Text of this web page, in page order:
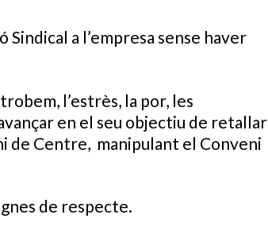
a l’empresa sense haver
l’estrès, la por, les
en el seu objectiu de retallar
de Centre, manipulant el Conveni
de respecte.